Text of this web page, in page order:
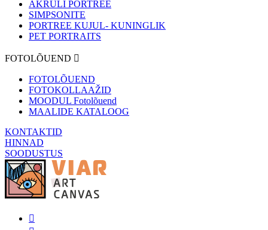
AKRÜLI PORTREE
SIMPSONITE
PORTREE KUJUL- KUNINGLIK
PET PORTRAITS
FOTOLÕUEND
FOTOLÕUEND
FOTOKOLLAAŽID
MOODUL Fotolõuend
MAALIDE KATALOOG
KONTAKTID
HINNAD
SOODUSTUS